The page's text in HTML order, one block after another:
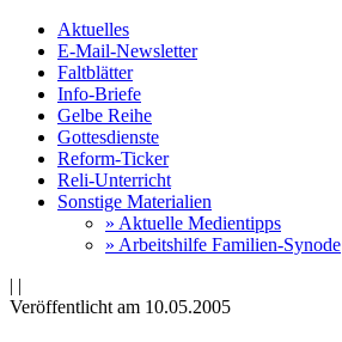
Aktuelles
E-Mail-Newsletter
Faltblätter
Info-Briefe
Gelbe Reihe
Gottesdienste
Reform-Ticker
Reli-Unterricht
Sonstige Materialien
» Aktuelle Medientipps
» Arbeitshilfe Familien-Synode
| |
Veröffentlicht am 10­.05.2005